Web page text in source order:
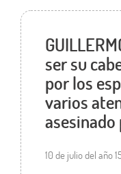
ser su
por los
varios
10 de julio del año